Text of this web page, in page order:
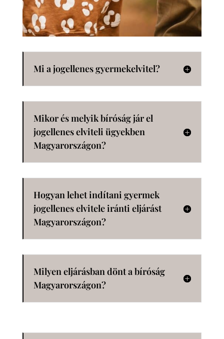
Mi a jogellenes gyermekelvitel?
Mikor és melyik bíróság jár el
jogellenes elviteli ügyekben
Magyarországon?
Hogyan lehet indítani gyermek
jogellenes elvitele iránti eljárást
Magyarországon?
Milyen eljárásban dönt a bíróság
Magyarországon?